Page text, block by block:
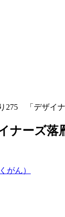
275 「デザイ
ナーズ落
がん）